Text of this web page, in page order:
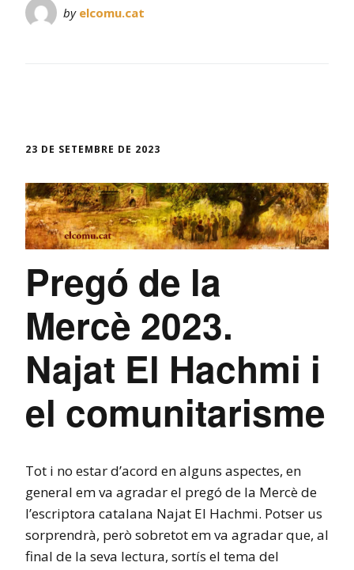
by elcomu.cat
23 DE SETEMBRE DE 2023
Pregó de la
Mercè 2023.
Najat El Hachmi i
el comunitarisme
Tot i no estar d’acord en alguns aspectes, en
general em va agradar el pregó de la Mercè de
l’escriptora catalana Najat El Hachmi. Potser us
sorprendrà, però sobretot em va agradar que, al
final de la seva lectura, sortís el tema del